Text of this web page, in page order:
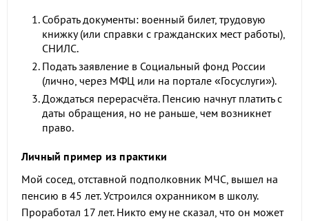
Собрать документы: военный билет, трудовую
книжку (или справки с гражданских мест работы),
СНИЛС.
Подать заявление в Социальный фонд России
(лично, через МФЦ или на портале «Госуслуги»).
Дождаться перерасчёта. Пенсию начнут платить с
даты обращения, но не раньше, чем возникнет
право.
Личный пример из практики
Мой сосед, отставной подполковник МЧС, вышел на
пенсию в 45 лет. Устроился охранником в школу.
Проработал 17 лет. Никто ему не сказал, что он может